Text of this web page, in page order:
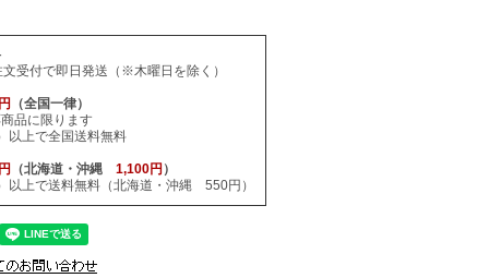
受付で即日発送（※木曜日を除く）
（全国一律）
品に限ります
以上で全国送料無料
（北海道・沖縄 1,100円 ）
以上で送料無料（北海道・沖縄 550円）